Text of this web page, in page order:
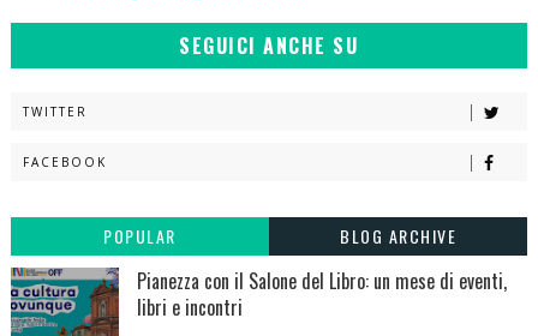
SEGUICI ANCHE SU
TWITTER
FACEBOOK
POPULAR BLOG ARCHIVE
Pianezza con il Salone del Libro: un mese di eventi,
libri e incontri